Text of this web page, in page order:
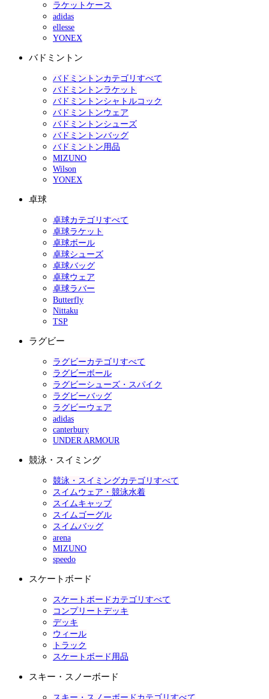
ラケットケース
adidas
ellesse
YONEX
バドミントン
バドミントンカテゴリすべて
バドミントンラケット
バドミントンシャトルコック
バドミントンウェア
バドミントンシューズ
バドミントンバッグ
バドミントン用品
MIZUNO
Wilson
YONEX
卓球
卓球カテゴリすべて
卓球ラケット
卓球ボール
卓球シューズ
卓球バッグ
卓球ウェア
卓球ラバー
Butterfly
Nittaku
TSP
ラグビー
ラグビーカテゴリすべて
ラグビーボール
ラグビーシューズ・スパイク
ラグビーバッグ
ラグビーウェア
adidas
canterbury
UNDER ARMOUR
競泳・スイミング
競泳・スイミングカテゴリすべて
スイムウェア・競泳水着
スイムキャップ
スイムゴーグル
スイムバッグ
arena
MIZUNO
speedo
スケートボード
スケートボードカテゴリすべて
コンプリートデッキ
デッキ
ウィール
トラック
スケートボード用品
スキー・スノーボード